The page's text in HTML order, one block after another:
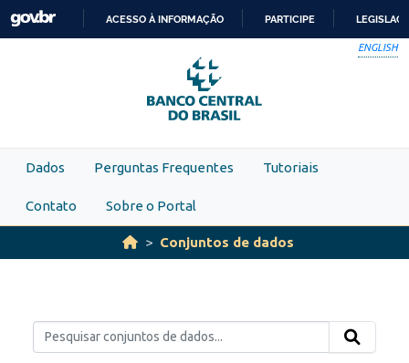
Skip to main content
PARA
O
CONTEÚDO
ACESSO À INFORMAÇÃO PARTICIPE
ENGLISH
Dados Perguntas Frequentes Tutoriais
Contato Sobre o Portal
Conjuntos de dados